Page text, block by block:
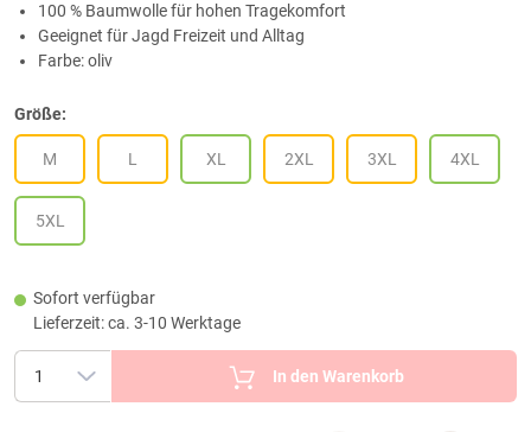
100 % Baumwolle für hohen Tragekomfort
Geeignet für Jagd Freizeit und Alltag
Farbe: oliv
Größe:
M L XL 2XL 3XL 4XL
5XL
Sofort verfügbar
Lieferzeit: ca. 3-10 Werktage
In den Warenkorb